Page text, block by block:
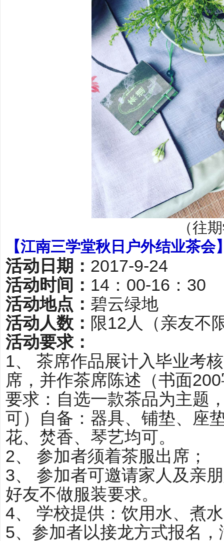
（往
【江南三学堂秋日户外结业茶会
活动日期： 2017-9-24
活动时间： 14：00-16：30
活动地点： 碧云绿地
活动人数： 限12人（亲友不
活动要求：
1、 茶席作品展计入毕业考
席，并作茶席陈述（书面
要求：自选一款茶品为主题
可）自备：器具、铺垫、座
花、焚香、琴艺均可。
2、 参加者须着茶服出席；
3、 参加者可邀请家人及亲
好友不做服装要求。
4、 学校提供：饮用水、煮
5、参加者以接龙方式报名